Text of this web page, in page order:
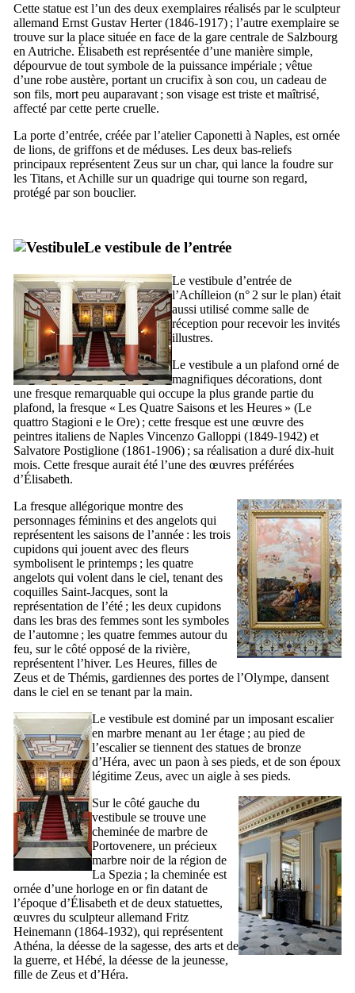
Cette statue est l’un des deux exemplaires réalisés par le sculpteur
allemand Ernst Gustav Herter(1846-1917) ; l’autre exemplaire se
trouve sur la place située en face de la gare centrale de Salzbourg
en Autriche. Élisabeth est représentée d’une manière simple,
dépourvue de tout symbole de la puissance impériale ; vêtue
d’une robe austère, portant un crucifix à son cou, un cadeau de
son fils, mort peu auparavant ; son visage est triste et maîtrisé,
affecté par cette perte cruelle.
La porte d’entrée, créée par l’atelierCaponetti à Naples, est ornée
de lions, de griffons et de méduses. Les deux bas-reliefs
principaux représentent Zeus sur un char, qui lance la foudre sur
les Titans, et Achille sur un quadrige qui tourne son regard,
protégé par son bouclier.
Le vestibule de l’entrée
Le vestibule d’entrée de
l’Achílleion (n° 2 sur le plan) était
aussi utilisé comme salle de
réception pour recevoir les invités
illustres.
Le vestibule a un plafond orné de
magnifiques décorations, dont
une fresque remarquable qui occupe la plus grande partie du
plafond, la fresque « Les Quatre Saisons et les Heures » (Le
quattro Stagioni e le Ore) ; cette fresque est une œuvre des
peintres italiens de Naples Vincenzo Galloppi (1849-1942) et
Salvatore Postiglione (1861-1906) ; sa réalisation a duré dix-huit
mois. Cette fresque aurait été l’une des œuvres préférées
d’Élisabeth.
La fresque allégorique montre des
personnages féminins et des angelots qui
représentent les saisons de l’année : les trois
cupidons qui jouent avec des fleurs
symbolisent le printemps ; les quatre
angelots qui volent dans le ciel, tenant des
coquilles Saint-Jacques, sont la
représentation de l’été ; les deux cupidons
dans les bras des femmes sont les symboles
de l’automne ; les quatre femmes autour du
feu, sur le côté opposé de la rivière,
représentent l’hiver. Les Heures, filles de
Zeus et de Thémis, gardiennes des portes de l’Olympe, dansent
dans le ciel en se tenant par la main.
Le vestibule est dominé par un imposant escalier
en marbre menant au 1er étage ; au pied de
l’escalier se tiennent des statues de bronze
d’Héra, avec un paon à ses pieds, et de son époux
légitime Zeus, avec un aigle à ses pieds.
Sur le côté gauche du
vestibule se trouve une
cheminée de marbre de
Portovenere, un précieux
marbre noir de la région de
La Spezia ; la cheminée est
ornée d’une horloge en or fin datant de
l’époque d’Élisabeth et de deux statuettes,
œuvres du sculpteur allemand Fritz
Heinemann (1864-1932), qui représentent
Athéna, la déesse de la sagesse, des arts et de
la guerre, et Hébé, la déesse de la jeunesse,
fille de Zeus et d’Héra.